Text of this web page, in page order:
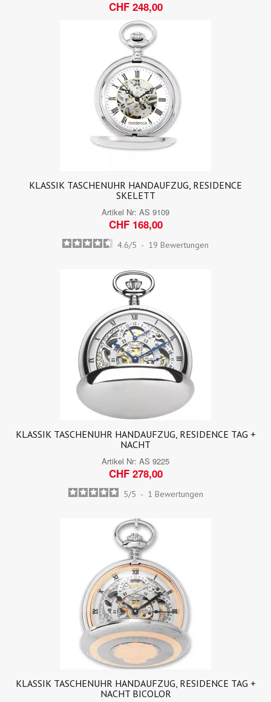
CHF 248,00
KLASSIK TASCHENUHR HANDAUFZUG, RESIDENCE
SKELETT
Artikel Nr: AS 9109
CHF 168,00
4.6/5 - 19 Bewertungen
KLASSIK TASCHENUHR HANDAUFZUG, RESIDENCE TAG +
NACHT
Artikel Nr: AS 9225
CHF 278,00
5/5 - 1 Bewertungen
KLASSIK TASCHENUHR HANDAUFZUG, RESIDENCE TAG +
NACHT BICOLOR